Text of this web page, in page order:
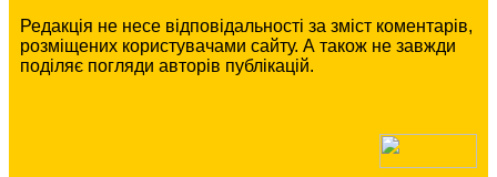
Редакція не несе відповідальності за зміст коментарів,
розміщених користувачами сайту. А також не завжди
поділяє погляди авторів публікацій.